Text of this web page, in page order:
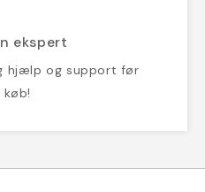
ekspert
hjælp og support før